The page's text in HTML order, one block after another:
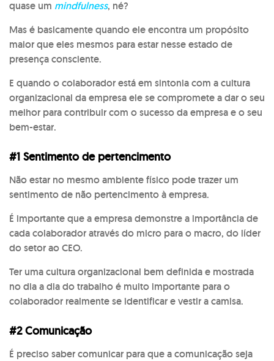
quase um mindfulness, né?
Mas é basicamente quando ele encontra um propósito
maior que eles mesmos para estar nesse estado de
presença consciente.
E quando o colaborador está em sintonia com a cultura
organizacional da empresa ele se compromete a dar o seu
melhor para contribuir com o sucesso da empresa e o seu
bem-estar.
#1 Sentimento de pertencimento
Não estar no mesmo ambiente físico pode trazer um
sentimento de não pertencimento à empresa.
É importante que a empresa demonstre a importância de
cada colaborador através do micro para o macro, do líder
do setor ao CEO.
Ter uma cultura organizacional bem definida e mostrada
no dia a dia do trabalho é muito importante para o
colaborador realmente se identificar e vestir a camisa.
#2 Comunicação
É preciso saber comunicar para que a comunicação seja